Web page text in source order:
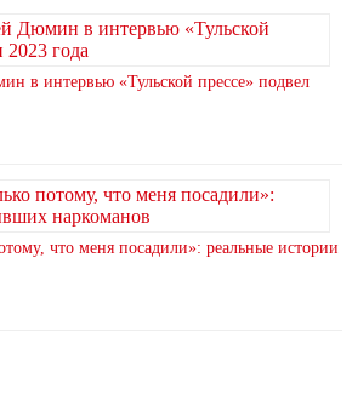
в интервью «Тульской прессе» подвел
что меня посадили»: реальные истории